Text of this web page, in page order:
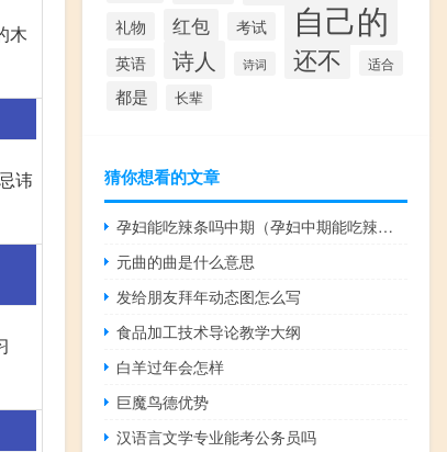
木
讳
礼物 红包 考试 自己的
英语 诗人 诗词 还不 适合
都是 长辈
猜你想看的文章
孕妇能吃辣条吗中期（孕妇中期能吃辣条吗）
元曲的曲是什么意思
发给朋友拜年动态图怎么写
食品加工技术导论教学大纲
白羊过年会怎样
巨魔鸟德优势
汉语言文学专业能考公务员吗